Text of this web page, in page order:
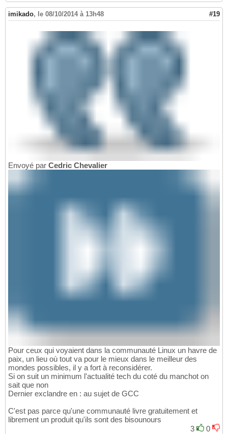
imikado, le 08/10/2014 à 13h48 #19
Envoyé par Cedric Chevalier
Pour ceux qui voyaient dans la communauté Linux un havre de
paix, un lieu où tout va pour le mieux dans le meilleur des
mondes possibles, il y a fort à reconsidérer.
Si on suit un minimum l'actualité tech du coté du manchot on
sait que non
Dernier exclandre en : au sujet de GCC
C'est pas parce qu'une communauté livre gratuitement et
librement un produit qu'ils sont des bisounours
3
0